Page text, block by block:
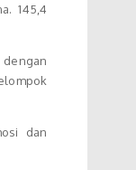
145,4
dan